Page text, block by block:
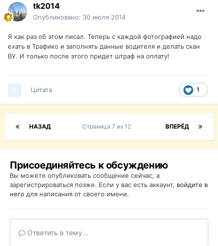
tk2014
Опубликовано: 30 июля 2014
Я как раз об этом писал. Теперь с каждой фотографией надо
ехать в Трафико и заполнять данные водителя и делать скан
ВУ. И только после этого придет штраф на оплату!
1
Цитата
НАЗАД ВПЕРЁД
Страница 7 из 12
Присоединяйтесь к обсуждению
Вы можете опубликовать сообщение сейчас, а
зарегистрироваться позже. Если у вас есть аккаунт, войдите в
него для написания от своего имени.
Ответить в тему...